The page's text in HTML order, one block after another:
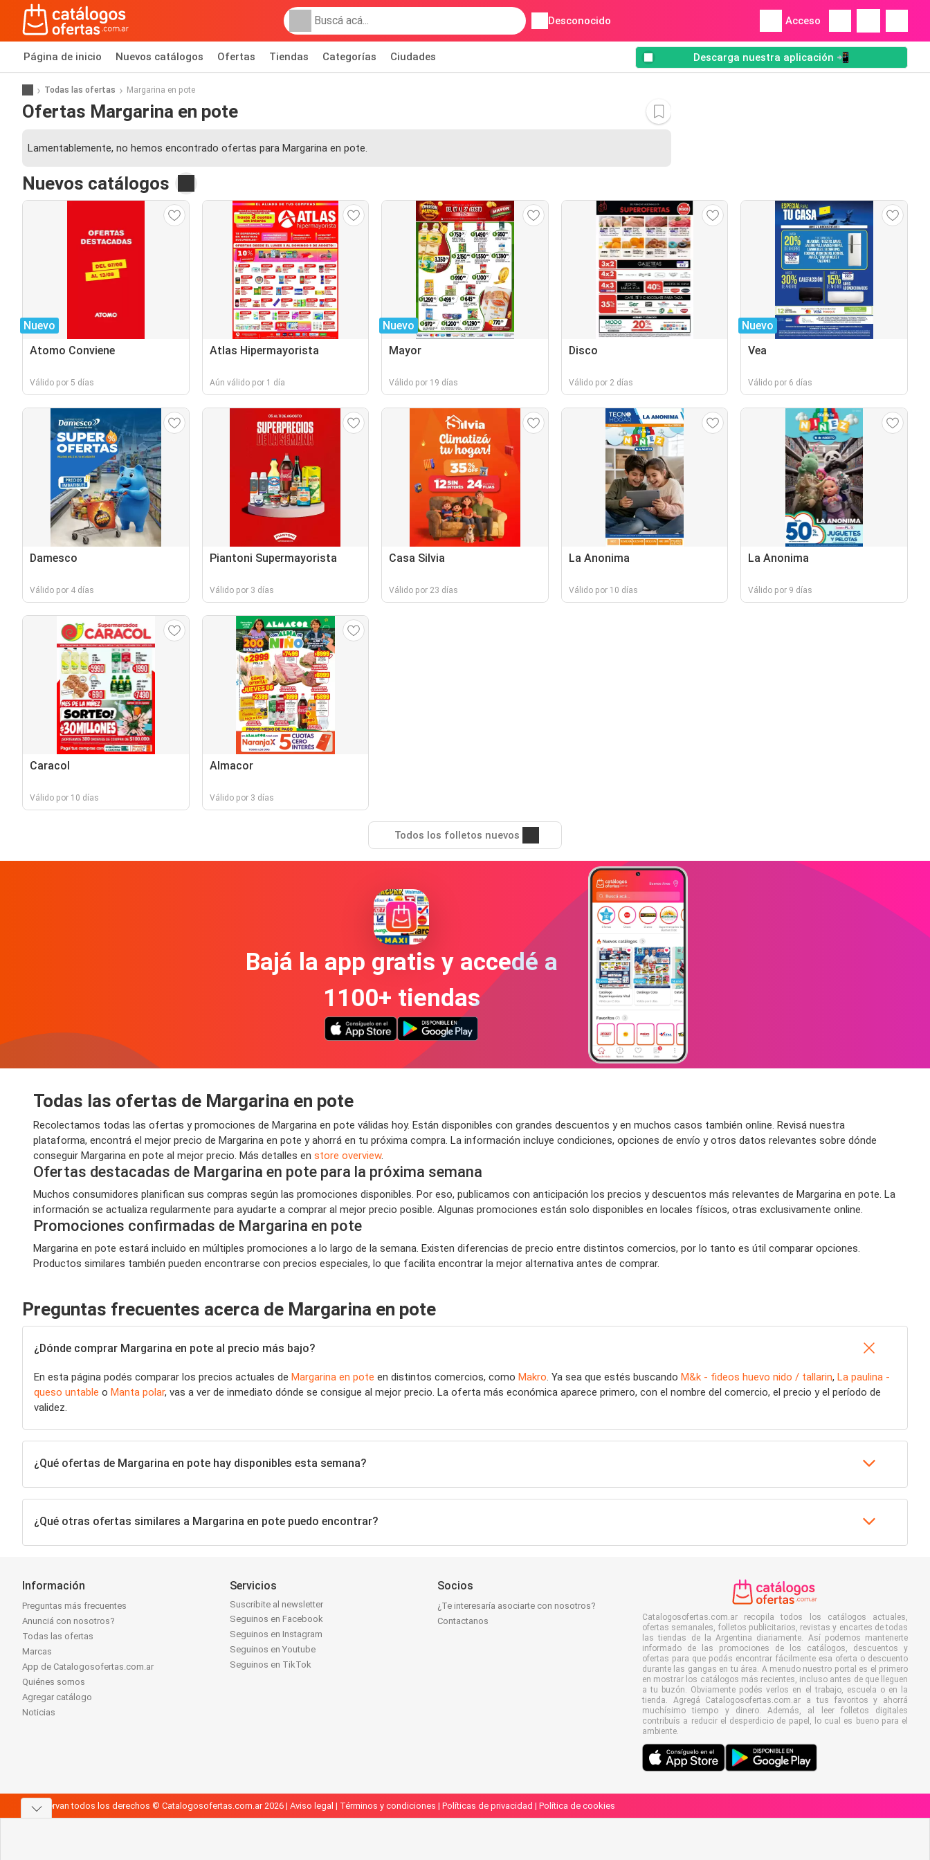
Desconocido Acceso
Página de inicio Nuevos catálogos Ofertas Tiendas Categorías Ciudades Descarga nuestra aplicación 📲
Todas las ofertas Margarina en pote
Ofertas Margarina en pote
Lamentablemente, no hemos encontrado ofertas para Margarina en pote.
Nuevos catálogos
Nuevo
Atomo Conviene
Válido por 5 días
Atlas Hipermayorista
Aún válido por 1 día
Nuevo
Mayor
Válido por 19 días
Disco
Válido por 2 días
Nuevo
Vea
Válido por 6 días
Damesco
Válido por 4 días
Piantoni Supermayorista
Válido por 3 días
Casa Silvia
Válido por 23 días
La Anonima
Válido por 10 días
La Anonima
Válido por 9 días
Caracol
Válido por 10 días
Almacor
Válido por 3 días
Todos los folletos nuevos
Bajá la app gratis y accedé a
1100+ tiendas
Todas las ofertas de Margarina en pote
Recolectamos todas las ofertas y promociones de Margarina en pote válidas hoy. Están disponibles con grandes descuentos y en muchos casos también online. Revisá nuestra
plataforma, encontrá el mejor precio de Margarina en pote y ahorrá en tu próxima compra. La información incluye condiciones, opciones de envío y otros datos relevantes sobre dónde
conseguir Margarina en pote al mejor precio. Más detalles en store overview.
Ofertas destacadas de Margarina en pote para la próxima semana
Muchos consumidores planifican sus compras según las promociones disponibles. Por eso, publicamos con anticipación los precios y descuentos más relevantes de Margarina en pote. La
información se actualiza regularmente para ayudarte a comprar al mejor precio posible. Algunas promociones están solo disponibles en locales físicos, otras exclusivamente online.
Promociones confirmadas de Margarina en pote
Margarina en pote estará incluido en múltiples promociones a lo largo de la semana. Existen diferencias de precio entre distintos comercios, por lo tanto es útil comparar opciones.
Productos similares también pueden encontrarse con precios especiales, lo que facilita encontrar la mejor alternativa antes de comprar.
Preguntas frecuentes acerca de Margarina en pote
¿Dónde comprar Margarina en pote al precio más bajo?
En esta página podés comparar los precios actuales de Margarina en pote en distintos comercios, como Makro. Ya sea que estés buscando M&k - fideos huevo nido / tallarin, La paulina -
queso untable o Manta polar, vas a ver de inmediato dónde se consigue al mejor precio. La oferta más económica aparece primero, con el nombre del comercio, el precio y el período de
validez.
¿Qué ofertas de Margarina en pote hay disponibles esta semana?
¿Qué otras ofertas similares a Margarina en pote puedo encontrar?
Información
Preguntas más frecuentes
Anunciá con nosotros?
Todas las ofertas
Marcas
App de Catalogosofertas.com.ar
Quiénes somos
Agregar catálogo
Noticias
Servicios
Suscribite al newsletter
Seguinos en Facebook
Seguinos en Instagram
Seguinos en Youtube
Seguinos en TikTok
Socios
¿Te interesaría asociarte con nosotros?
Contactanos
Catalogosofertas.com.ar recopila todos los catálogos actuales,
ofertas semanales, folletos publicitarios, revistas y encartes de todas
las tiendas de la Argentina diariamente. Así podemos mantenerte
informado de las promociones de los catálogos, descuentos y
ofertas para que podás encontrar fácilmente esa oferta o descuento
durante las gangas en tu área. A menudo nuestro portal es el primero
en mostrar los catálogos más recientes, incluso antes de que lleguen
a tu buzón. Obviamente podés verlos en el trabajo, escuela o en la
tienda. Agregá Catalogosofertas.com.ar a tus favoritos y ahorrá
muchísimo tiempo y dinero. Además, al leer folletos digitales
contribuís a reducir el desperdicio de papel, lo cual es bueno para el
ambiente.
Se reservan todos los derechos © Catalogosofertas.com.ar 2026 | Aviso legal | Términos y condiciones | Políticas de privacidad | Política de cookies